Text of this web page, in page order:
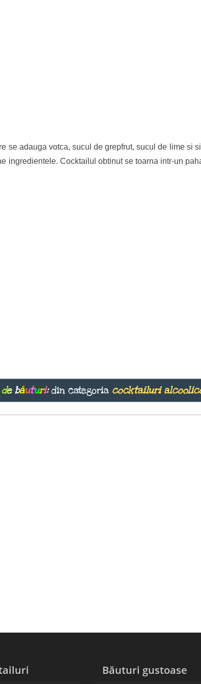
se adauga votca, sucul de grepfrut, sucul de lime si
ingredientele. Cocktailul obtinut se toarna intr-un
de băuturi:din categoria cocktailuri
Băuturi gustoase